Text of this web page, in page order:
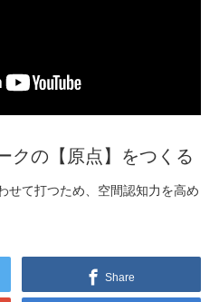
クの【原点】をつくる
せて打つため、空間認知力を高め
Share